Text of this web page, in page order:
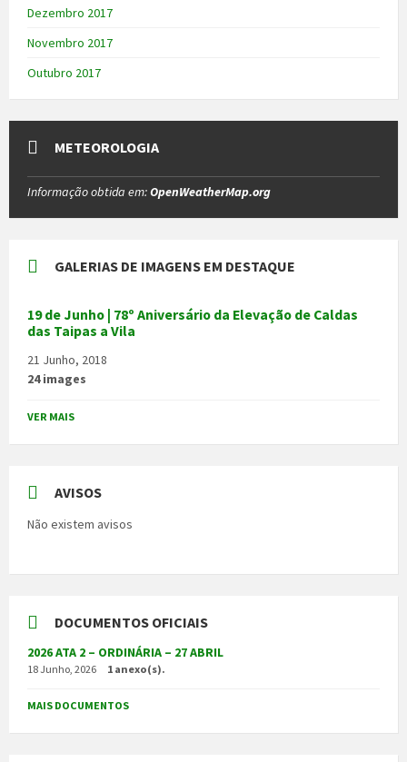
Dezembro 2017
Novembro 2017
Outubro 2017
METEOROLOGIA
Informação obtida em:OpenWeatherMap.org
GALERIAS DE IMAGENS EM DESTAQUE
19 de Junho | 78º Aniversário da Elevação de Caldas
das Taipas a Vila
21 Junho, 2018
24 images
VER MAIS
AVISOS
Não existem avisos
DOCUMENTOS OFICIAIS
2026 ATA 2 – ORDINÁRIA – 27 ABRIL
18 Junho, 2026 1 anexo(s).
MAIS DOCUMENTOS